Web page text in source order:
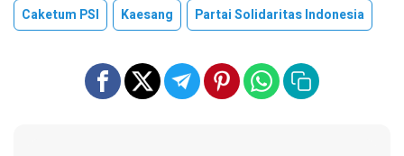
Caketum PSI Kaesang Partai Solidaritas Indonesia